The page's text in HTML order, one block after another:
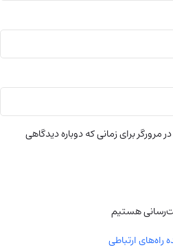
برای زمانی که دوباره دیدگاهی
راه‌های ارتباطی